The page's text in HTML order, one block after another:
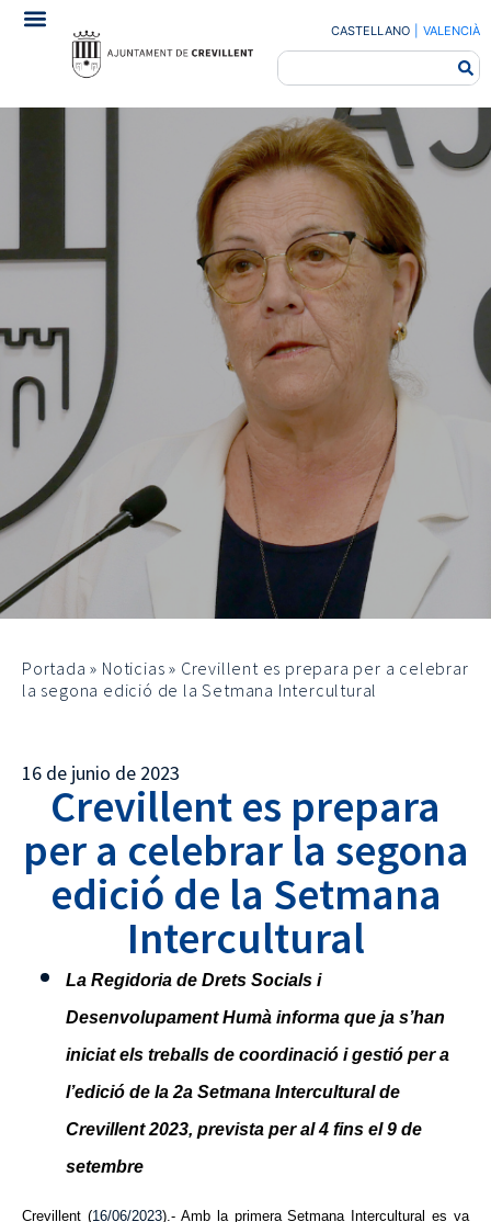
CASTELLANO VALENCIÀ
Portada » Noticias » Crevillent es prepara per a celebrar
la segona edició de la Setmana Intercultural
16 de junio de 2023
Crevillent es prepara
per a celebrar la segona
edició de la Setmana
Intercultural
La Regidoria de Drets Socials i
Desenvolupament Humà informa que ja s’han
iniciat els treballs de coordinació i gestió per a
l’edició de la 2a Setmana Intercultural de
Crevillent 2023, prevista per al 4 fins el 9 de
setembre
Crevillent (16/06/2023).- Amb la primera Setmana Intercultural es va